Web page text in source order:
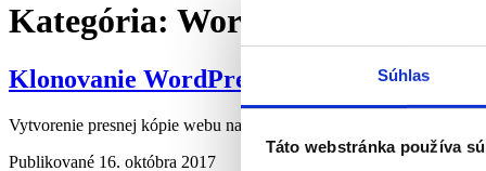
Súhlas
Táto webstránka používa
Kategória: WordPress
Klonovanie WordPress webu s pluginom
Vytvorenie presnej kópie webu na adrese napr. dev.domena.sk s
Publikované 16. októbra 2017